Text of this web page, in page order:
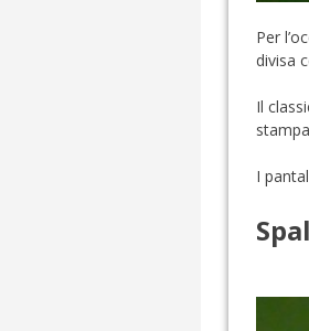
Per
divisa
Il
I